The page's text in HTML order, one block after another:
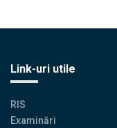
Link-uri utile
RIS
Examinări